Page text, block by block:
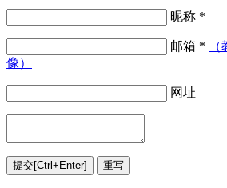
昵称 *
邮箱 *
像）
网址